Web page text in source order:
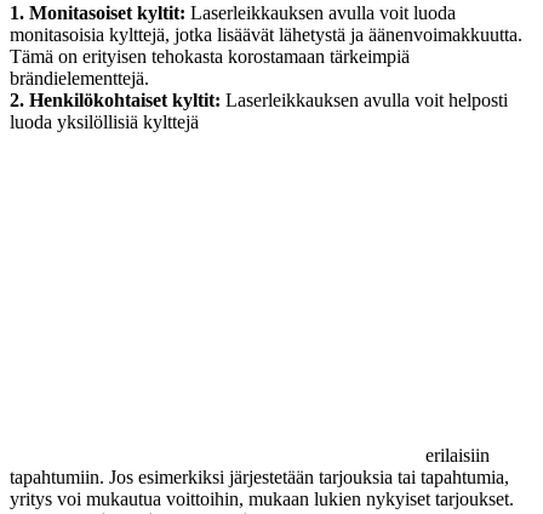
1. Monitasoiset kyltit: Laserleikkauksen avulla voit luoda
monitasoisia kylttejä, jotka lisäävät lähetystä ja äänenvoimakkuutta.
Tämä on erityisen tehokasta korostamaan tärkeimpiä
brändielementtejä.
2. Henkilökohtaiset kyltit: Laserleikkauksen avulla voit helposti
luoda yksilöllisiä kylttejä
erilaisiin
tapahtumiin. Jos esimerkiksi järjestetään tarjouksia tai tapahtumia,
yritys voi mukautua voittoihin, mukaan lukien nykyiset tarjoukset.